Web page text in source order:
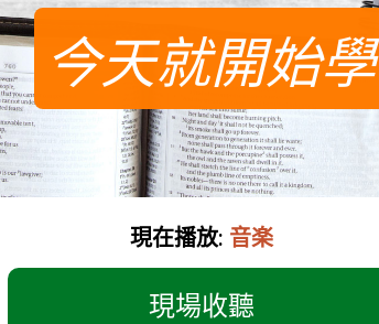
今天就開始
現在播放: 音楽
現場收聽